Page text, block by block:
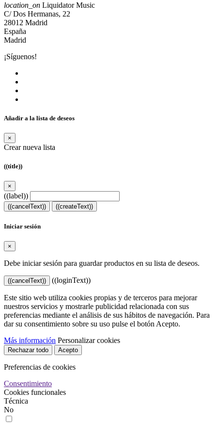
location_on Liquidator Music
C/ Dos Hermanas, 22
28012 Madrid
España
Madrid
¡Síguenos!
Añadir a la lista de deseos
×
Crear nueva lista
((title))
×
((label))
((cancelText)) ((createText))
Iniciar sesión
×
Debe iniciar sesión para guardar productos en su lista de deseos.
((cancelText)) ((loginText))
Este sitio web utiliza cookies propias y de terceros para mejorar
nuestros servicios y mostrarle publicidad relacionada con sus
preferencias mediante el análisis de sus hábitos de navegación. Para
dar su consentimiento sobre su uso pulse el botón Acepto.
Más información Personalizar cookies
Rechazar todo Acepto
Preferencias de cookies
Consentimiento
Cookies funcionales
Técnica
No